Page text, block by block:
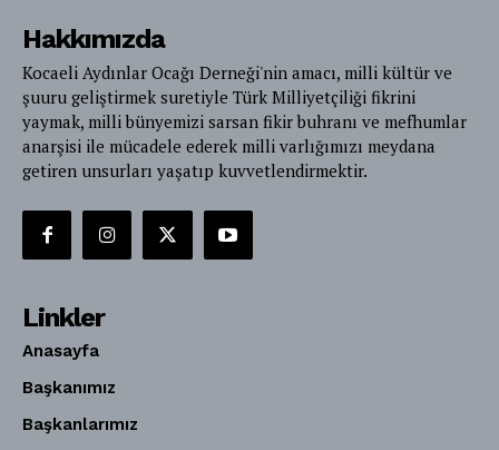
Hakkımızda
Kocaeli Aydınlar Ocağı Derneği'nin amacı, milli kültür ve
şuuru geliştirmek suretiyle Türk Milliyetçiliği fikrini
yaymak, milli bünyemizi sarsan fikir buhranı ve mefhumlar
anarşisi ile mücadele ederek milli varlığımızı meydana
getiren unsurları yaşatıp kuvvetlendirmektir.
Linkler
Anasayfa
Başkanımız
Başkanlarımız